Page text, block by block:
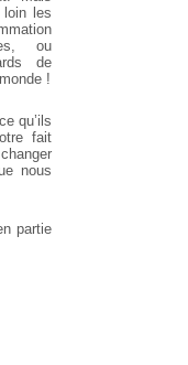
les
ou
de
!
qu’ils
fait
nous
partie